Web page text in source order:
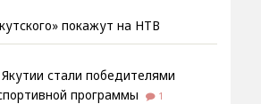
покажут на НТВ
стали победителями
программы
1